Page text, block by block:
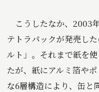
こうしたなか、2003
テトラパックが発売し
ルト」。それまで紙を
たが、紙にアルミ箔や
な6層構造により、缶と